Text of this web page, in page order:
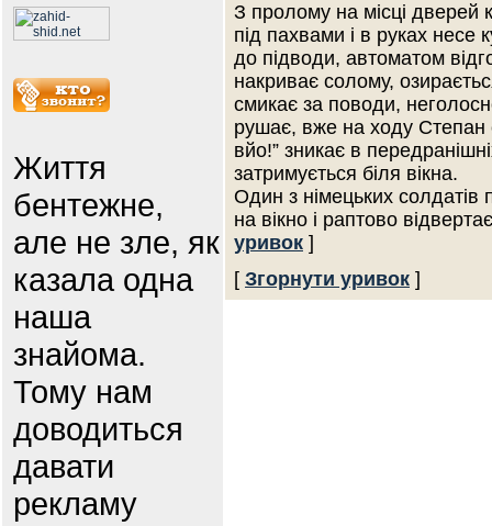
Життя
бентежне,
але не зле, як
казала одна
наша
знайома.
Тому нам
доводиться
давати
рекламу
З пролому на місці дверей
під пахвами і в руках несе
до підводи, автоматом
накриває солому,
смикає за поводи,
рушає, вже на ходу Степан
вйо!” зникає в
затримується біля вікна.
Один з німецьких солдатів
на вікно і раптово
уривок ]
[ Згорнути уривок ]